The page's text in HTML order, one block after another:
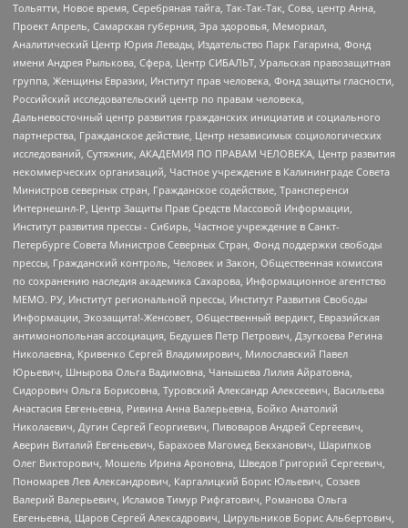
Тольятти, Новое время, Серебряная тайга, Так-Так-Так, Сова, центр Анна,
Проект Апрель, Самарская губерния, Эра здоровья, Мемориал,
Аналитический Центр Юрия Левады, Издательство Парк Гагарина, Фонд
имени Андрея Рылькова, Сфера, Центр СИБАЛЬТ, Уральская правозащитная
группа, Женщины Евразии, Институт прав человека, Фонд защиты гласности,
Российский исследовательский центр по правам человека,
Дальневосточный центр развития гражданских инициатив и социального
партнерства, Гражданское действие, Центр независимых социологических
исследований, Сутяжник, АКАДЕМИЯ ПО ПРАВАМ ЧЕЛОВЕКА, Центр развития
некоммерческих организаций, Частное учреждение в Калининграде Совета
Министров северных стран, Гражданское содействие, Трансперенси
Интернешнл-Р, Центр Защиты Прав Средств Массовой Информации,
Институт развития прессы - Сибирь, Частное учреждение в Санкт-
Петербурге Совета Министров Северных Стран, Фонд поддержки свободы
прессы, Гражданский контроль, Человек и Закон, Общественная комиссия
по сохранению наследия академика Сахарова, Информационное агентство
МЕМО. РУ, Институт региональной прессы, Институт Развития Свободы
Информации, Экозащита!-Женсовет, Общественный вердикт, Евразийская
антимонопольная ассоциация, Бедушев Петр Петрович, Дзугкоева Регина
Николаевна, Кривенко Сергей Владимирович, Милославский Павел
Юрьевич, Шнырова Ольга Вадимовна, Чанышева Лилия Айратовна,
Сидорович Ольга Борисовна, Туровский Александр Алексеевич, Васильева
Анастасия Евгеньевна, Ривина Анна Валерьевна, Бойко Анатолий
Николаевич, Дугин Сергей Георгиевич, Пивоваров Андрей Сергеевич,
Аверин Виталий Евгеньевич, Барахоев Магомед Бекханович, Шарипков
Олег Викторович, Мошель Ирина Ароновна, Шведов Григорий Сергеевич,
Пономарев Лев Александрович, Каргалицкий Борис Юльевич, Созаев
Валерий Валерьевич, Исламов Тимур Рифгатович, Романова Ольга
Евгеньевна, Щаров Сергей Алексадрович, Цирульников Борис Альбертович,